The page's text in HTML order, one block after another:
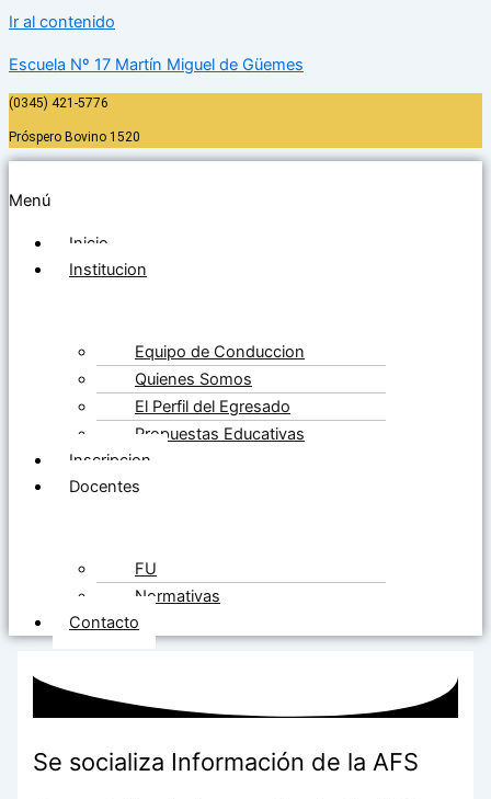
Ir al contenido
Escuela Nº 17 Martín Miguel de Güemes
(0345) 421-5776
Próspero Bovino 1520
Menú
Inicio
Institucion
Equipo de Conduccion
Quienes Somos
El Perfil del Egresado
Propuestas Educativas
Inscripcion
Docentes
FU
Normativas
Contacto
Se socializa Información de la AFS